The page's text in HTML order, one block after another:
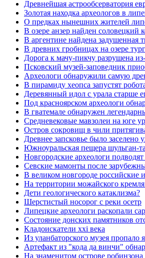
Древнейшая астрообсерватория
Золотая находка археологов в
О предках нынешних жителей
В озере анзер найден соловецкий
В аргентине найдена задушенная
В древних гробницах на озере
Дорога к мачу-пикчу разрушена
Псковский музей-заповедник
Археологи обнаружили самую
В пирамиду хеопса запустят
Деревянный идол с урала старше
Под красноярском археологи
В гватемале обнаружен
Средневековые мавзолеи на юге
Остров сокровищ в чили
Древнее запсковье было
Южноуральская пещера шульган-
Новгородские археологи
Севские мамонты после
В великом новгороде российские
На территории можайского
Дети геологического катаклизма?
Шерстистый носорог с реки осетр
Липецкие археологи раскопали
Состояние донских памятников
Кладоискатели xxi века
Из уланбаторского музея пропало
Артефакт из "кода да винчи"
На знаменитом острове